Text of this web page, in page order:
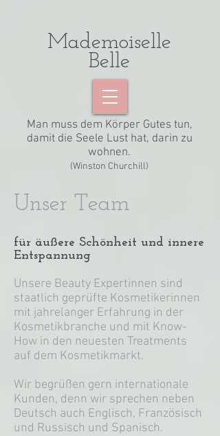
Mademoiselle
Belle
Man muss dem Körper Gutes tun,
damit die Seele Lust hat, darin zu
wohnen.
(Winston Churchill)
Unser Team
für äußere Schönheit und innere
Entspannung
Unsere Beauty Expertinnen sind
staatlich geprüfte Kosmetikerinnen
mit jahrelanger Erfahrung in der
Kosmetikbranche und mit Know-
How in den neuesten Treatments
auf dem Kosmetikmarkt.
Wir begrüßen gern internationale
Kunden, denn wir sprechen neben
Deutsch auch Englisch, Französisch
und Russisch und Spanisch.